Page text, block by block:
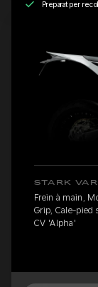
Preparat per
STARK
Frein à main,
Grip, Cale-pied
CV 'Alpha'